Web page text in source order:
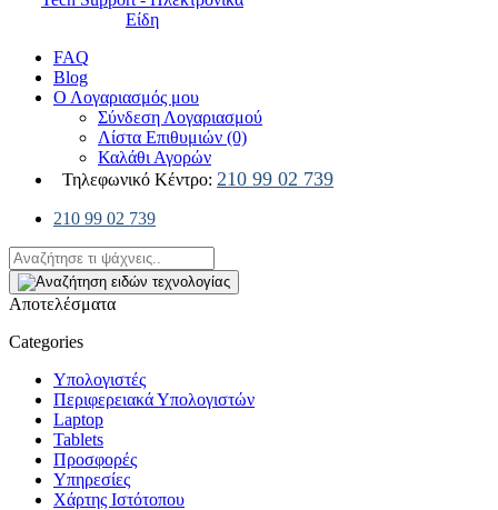
FAQ
Blog
Ο Λογαριασμός μου
Σύνδεση Λογαριασμού
Λίστα Επιθυμιών (0)
Καλάθι Αγορών
Τηλεφωνικό Κέντρο: 210 99 02 739
210 99 02 739
Αποτελέσματα
Categories
Υπολογιστές
Περιφερειακά Υπολογιστών
Laptop
Tablets
Προσφορές
Υπηρεσίες
Χάρτης Ιστότοπου